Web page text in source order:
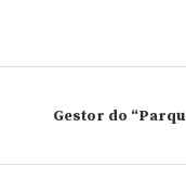
Gestor do